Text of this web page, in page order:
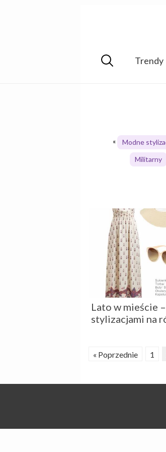
Trendy
Modne
Militarny
Lato w mieście
stylizacjami na
« Poprzednie 1